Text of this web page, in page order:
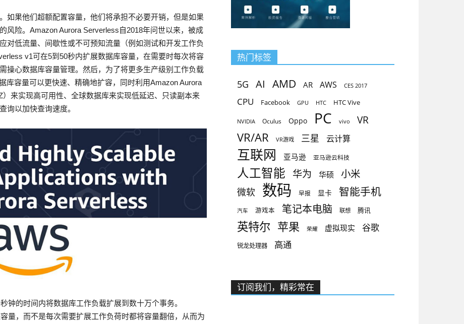
如果他们超额配置容量，他们将承担不必要开销，但是如果
风险。Amazon Aurora Serverless自2018年问世以来，被成
对低流量、间歇性或不可预知流量（例如测试和开发工作负
v1可在5到50秒内扩展数据库容量，在需要时每次将容
操心数据库容量管理。然后，为了将更多生产级别工作负载
库容量可以更快速、精确地扩容，同时利用Amazon Aurora
来实现高可用性、全球数据库来实现低延迟、只读副本来
询以加快查询速度。
钟的时间内将数据库工作负载扩展到数十万个事务。
量，而不是每次需要扩展工作负荷时都将容量翻倍，从而为
热门标签
5G AI AMD AR AWS CES 2017
CPU Facebook GPU HTC HTC Vive
NVIDIA Oculus Oppo PC vivo VR
VR/AR VR游戏 三星 云计算
互联网 亚马逊 亚马逊云科技
人工智能 华为 华硕 小米
微软 数码 早报 显卡 智能手机
汽车 游戏本 笔记本电脑 联想 腾讯
英特尔 苹果 荣耀 虚拟现实 谷歌
锐龙处理器 高通
订阅我们，精彩常在